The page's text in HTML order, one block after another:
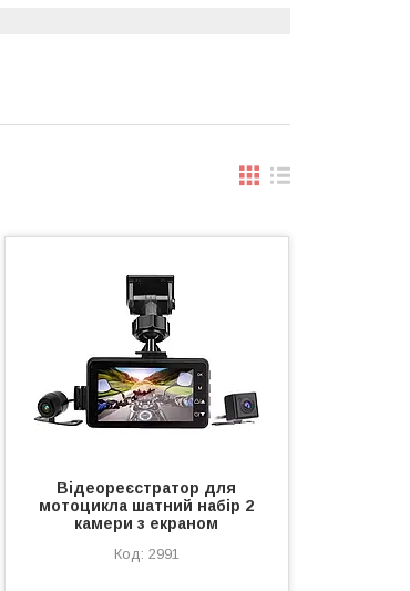
Відеореєстратор для
мотоцикла шатний набір 2
камери з екраном
2991